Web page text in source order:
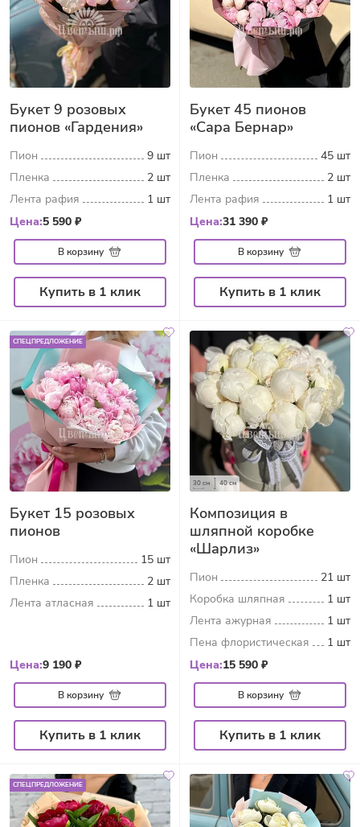
Букет 9 розовых
пионов «Гардения»
Пион
9 шт
Пленка
2 шт
Лента рафия
1 шт
Цена:5 590 ₽
В корзину
Купить в 1 клик
Букет 45 пионов
«Сара Бернар»
Пион
45 шт
Пленка
2 шт
Лента рафия
1 шт
Цена:31 390 ₽
В корзину
Купить в 1 клик
СПЕЦПРЕДЛОЖЕНИЕ
Букет 15 розовых
пионов
Пион
15 шт
Пленка
2 шт
Лента атласная
1 шт
Цена:9 190 ₽
В корзину
Купить в 1 клик
30 см 40 см
Композиция в
шляпной коробке
«Шарлиз»
Пион
21 шт
Коробка шляпная
1 шт
Лента ажурная
1 шт
Пена флористическая
1 шт
Цена:15 590 ₽
В корзину
Купить в 1 клик
СПЕЦПРЕДЛОЖЕНИЕ